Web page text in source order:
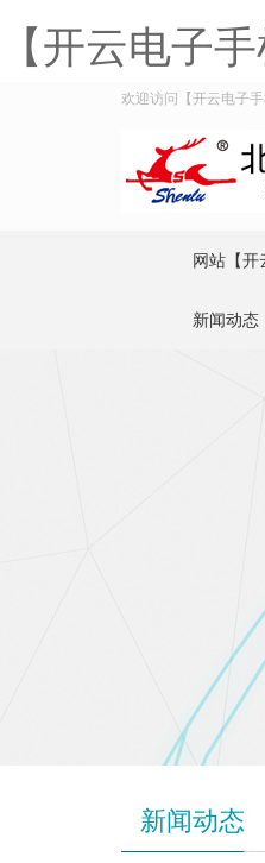
【开云电子
欢迎访问【开云电子
网站【开
新闻动态
新闻动态